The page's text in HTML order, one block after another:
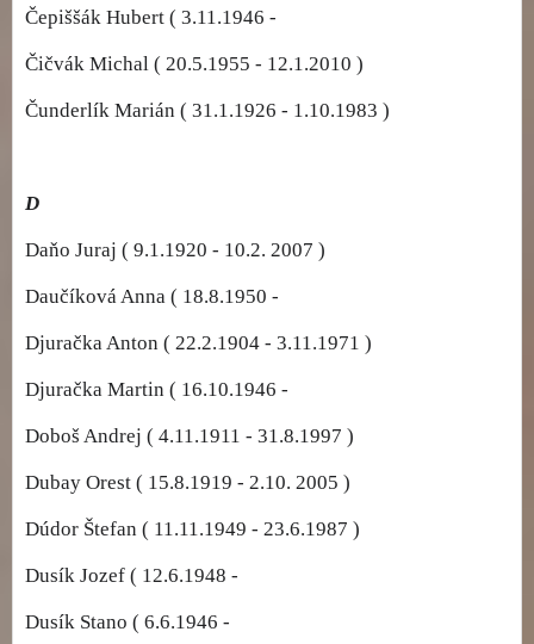
Čepiššák Hubert ( 3.11.1946 -
Čičvák Michal ( 20.5.1955 - 12.1.2010 )
Čunderlík Marián ( 31.1.1926 - 1.10.1983 )
D
Daňo Juraj ( 9.1.1920 - 10.2. 2007 )
Daučíková Anna ( 18.8.1950 -
Djuračka Anton ( 22.2.1904 - 3.11.1971 )
Djuračka Martin ( 16.10.1946 -
Doboš Andrej ( 4.11.1911 - 31.8.1997 )
Dubay Orest ( 15.8.1919 - 2.10. 2005 )
Dúdor Štefan ( 11.11.1949 - 23.6.1987 )
Dusík Jozef ( 12.6.1948 -
Dusík Stano ( 6.6.1946 -